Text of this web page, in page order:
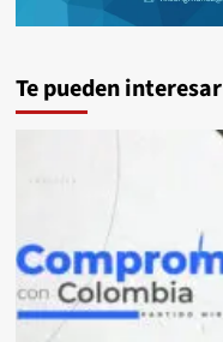
Te pueden interesar